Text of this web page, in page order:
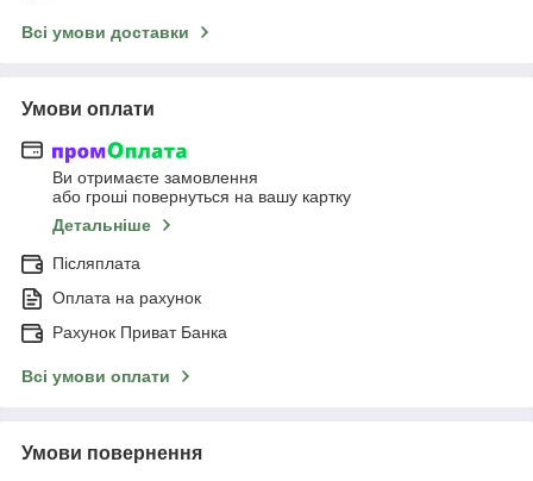
Всі умови доставки
Умови оплати
Ви отримаєте замовлення
або гроші повернуться на вашу картку
Детальніше
Післяплата
Оплата на рахунок
Рахунок Приват Банка
Всі умови оплати
Умови повернення